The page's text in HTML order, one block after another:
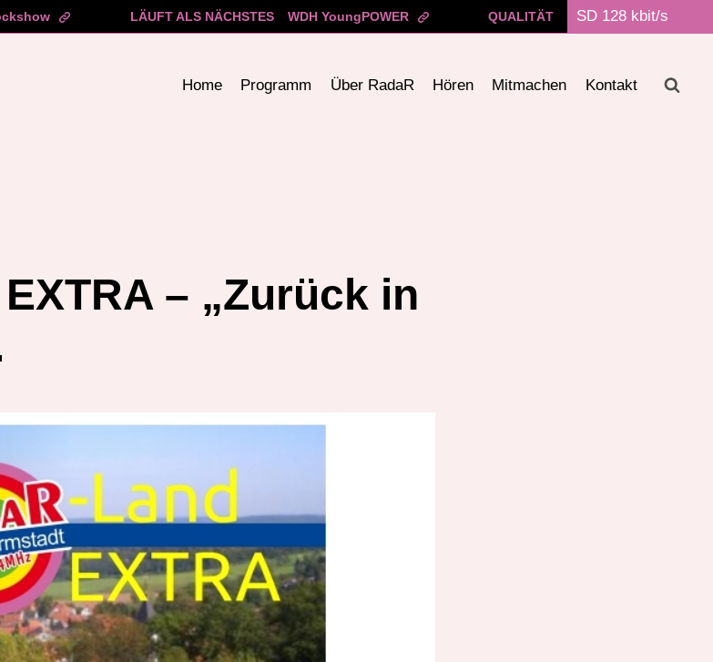
LÄUFT ALS NÄCHSTES WDH YoungPOWER QUALITÄT
Home Programm Über RadaR Hören Mitmachen Kontakt
– „Zurück in